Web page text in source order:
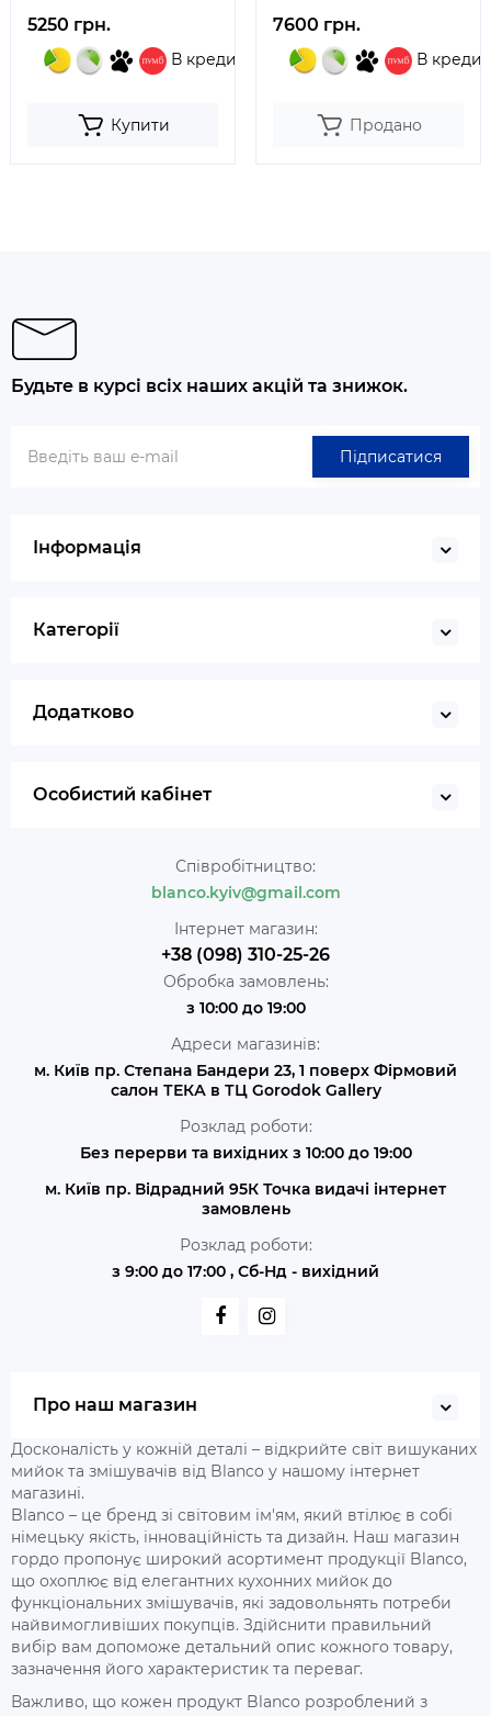
5250 грн.
В кредит
Купити
7600 грн.
В кредит
Продано
Будьте в курсі всіх наших акцій та знижок.
Підписатися
Інформація
Категорії
Додатково
Особистий кабінет
Співробітництво:
blanco.kyiv@gmail.com
Інтернет магазин:
+38 (098) 310-25-26
Обробка замовлень:
з 10:00 до 19:00
Адреси магазинів:
м. Київ пр. Степана Бандери 23, 1 поверх Фірмовий
салон ТЕКА в ТЦ Gorodok Gallery
Розклад роботи:
Без перерви та вихідних з 10:00 до 19:00
м. Київ пр. Відрадний 95К Точка видачі інтернет
замовлень
Розклад роботи:
з 9:00 до 17:00 , Сб-Нд - вихідний
Про наш магазин
Досконалість у кожній деталі – відкрийте світ вишуканих
мийок та змішувачів від Blanco у нашому інтернет
магазині.
Blanco – це бренд зі світовим ім'ям, який втілює в собі
німецьку якість, інноваційність та дизайн. Наш магазин
гордо пропонує широкий асортимент продукції Blanco,
що охоплює від елегантних кухонних мийок до
функціональних змішувачів, які задовольнять потреби
найвимогливіших покупців. Здійснити правильний
вибір вам допоможе детальний опис кожного товару,
зазначення його характеристик та переваг.
Важливо, що кожен продукт Blanco розроблений з